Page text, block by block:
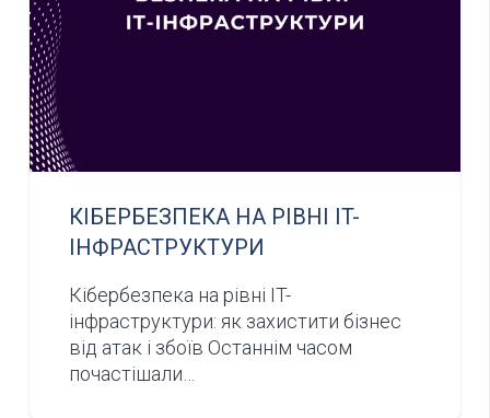
КІБЕРБЕЗПЕКА НА РІВНІ IT-
ІНФРАСТРУКТУРИ
Кібербезпека на рівні IT-
інфраструктури: як захистити бізнес
від атак і збоїв Останнім часом
почастішали…